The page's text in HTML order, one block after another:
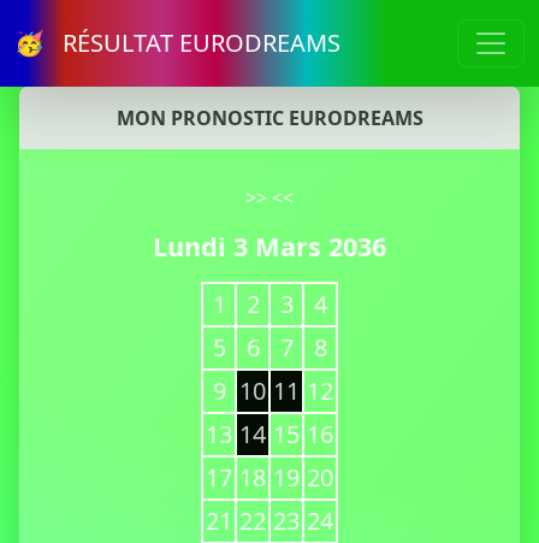
🥳 RÉSULTAT EURODREAMS
MON PRONOSTIC EURODREAMS
>> <<
Lundi 3 Mars 2036
1 2 3
4
5
6 7
8
9 10 11 12
13 14 15 16
17 18 19 20
21 22 23 24